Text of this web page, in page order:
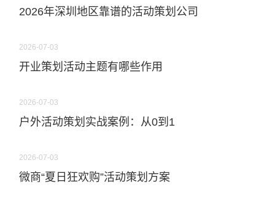
2026年深圳地区靠谱的活动策划公司
2026-07-03
开业策划活动主题有哪些作用
2026-07-03
户外活动策划实战案例：从0到1
2026-07-03
微商“夏日狂欢购”活动策划方案